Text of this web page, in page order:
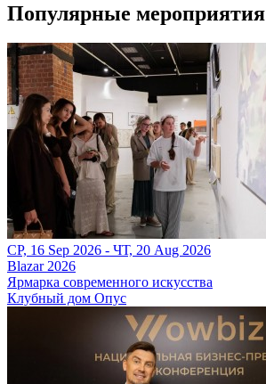
Популярные мероприятия
СР, 16 Sep 2026 - ЧТ, 20 Aug 2026
Blazar 2026
Ярмарка современного искусства
Клубный дом Опус